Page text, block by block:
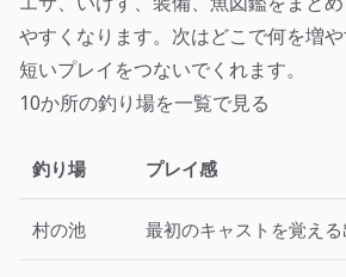
やすくなります。次はどこで何を増
短いプレイをつないでくれます。
10か所の釣り場を一覧で見る
釣り場 プレイ感
村の池 最初のキャストを覚え